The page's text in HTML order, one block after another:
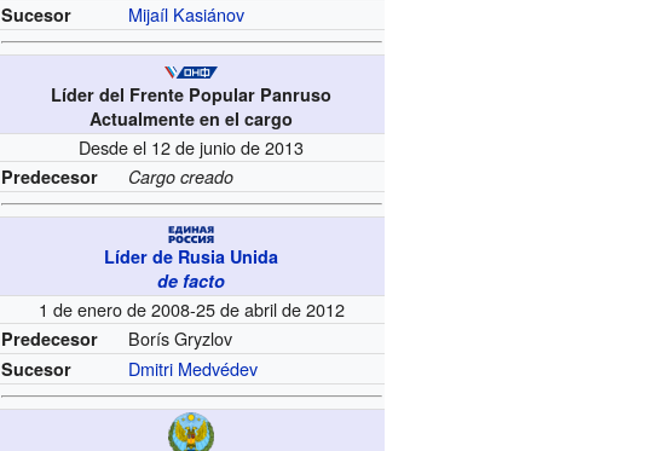
Sucesor Mijaíl Kasiánov
Líder del Frente Popular Panruso
Actualmente en el cargo
Desde el 12 de junio de 2013
Predecesor Cargo creado
Líder de Rusia Unida
de facto
1 de enero de 2008-25 de abril de 2012
Predecesor Borís Gryzlov
Sucesor Dmitri Medvédev